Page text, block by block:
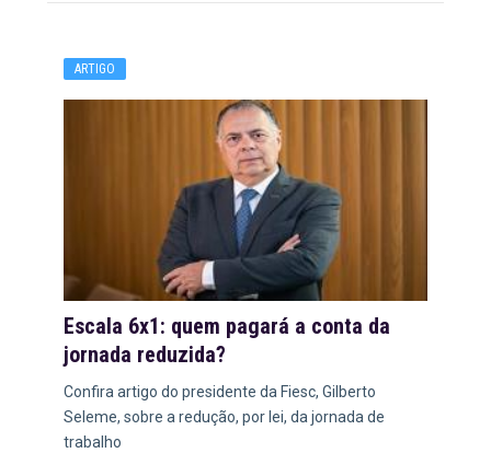
ARTIGO
Escala 6x1: quem pagará a conta da
jornada reduzida?
Confira artigo do presidente da Fiesc, Gilberto
Seleme, sobre a redução, por lei, da jornada de
trabalho